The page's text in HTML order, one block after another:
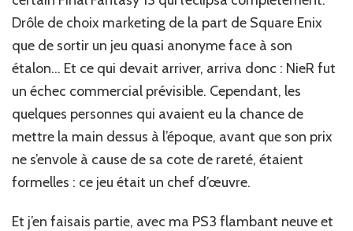
Drôle de choix marketing de la part de Square Enix
que de sortir un jeu quasi anonyme face à son
étalon… Et ce qui devait arriver, arriva donc : NieR fut
un échec commercial prévisible. Cependant, les
quelques personnes qui avaient eu la chance de
mettre la main dessus à l’époque, avant que son prix
ne s’envole à cause de sa cote de rareté, étaient
formelles : ce jeu était un chef d’œuvre.
Et j’en faisais partie, avec ma PS3 flambant neuve et